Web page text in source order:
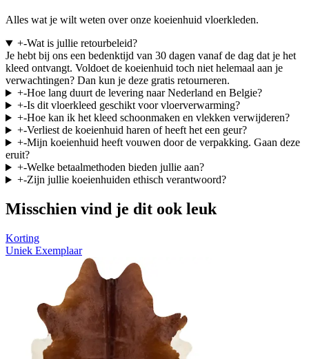
Alles wat je wilt weten over onze koeienhuid vloerkleden.
+-Wat is jullie retourbeleid?
Je hebt bij ons een bedenktijd van 30 dagen vanaf de dag dat je het
kleed ontvangt. Voldoet de koeienhuid toch niet helemaal aan je
verwachtingen? Dan kun je deze gratis retourneren.
+-Hoe lang duurt de levering naar Nederland en Belgie?
+-Is dit vloerkleed geschikt voor vloerverwarming?
+-Hoe kan ik het kleed schoonmaken en vlekken verwijderen?
+-Verliest de koeienhuid haren of heeft het een geur?
+-Mijn koeienhuid heeft vouwen door de verpakking. Gaan deze
eruit?
+-Welke betaalmethoden bieden jullie aan?
+-Zijn jullie koeienhuiden ethisch verantwoord?
Misschien vind je dit ook leuk
Korting
Uniek Exemplaar